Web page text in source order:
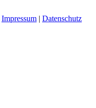
Impressum | Datenschutz